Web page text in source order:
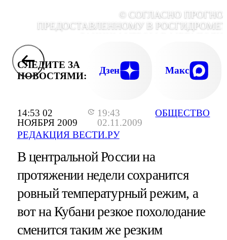
14:53 02
НОЯБРЯ 2009
19:43
02.11.2009
РЕДАКЦИЯ ВЕСТИ.РУ
ОБЩЕСТВО
© СОГЛАСНО
ПРЕДОСТАВЛЕННОМУ В
ОЖИДАЕТСЯ НЕ БОЛЕЕ 3-5 ГРАДУСОВ,
ОБЛАСТИ РАЗБРОС ТЕМПЕРАТУР
ОТ НОЛЯ ДО ПЛЮС 5
СЛЕДИТЕ ЗА
НОВОСТЯМИ:
Дзен Макс
В центральной России на
протяжении недели сохранится
ровный температурный режим, а
вот на Кубани резкое похолодание
сменится таким же резким